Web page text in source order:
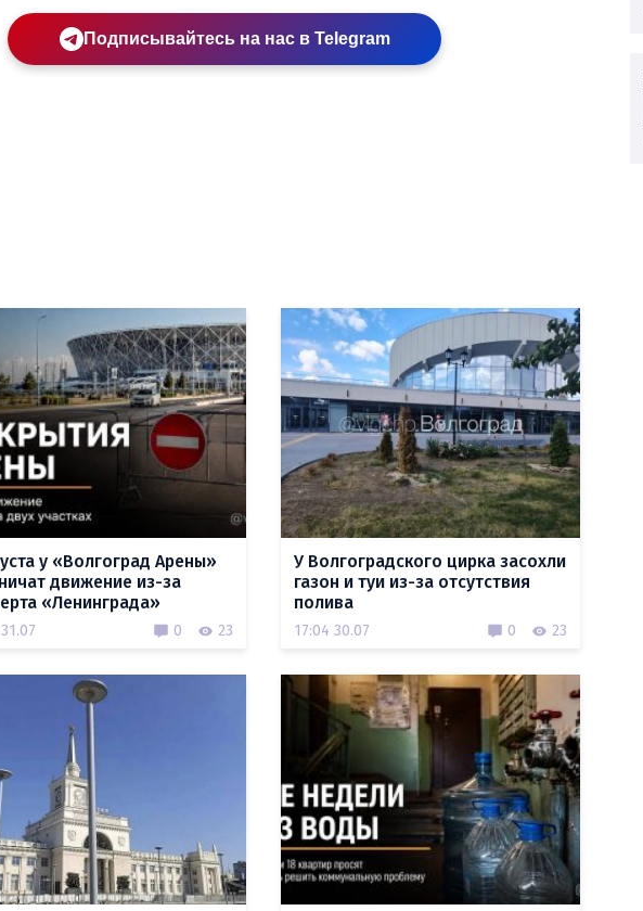
Подписывайтесь на нас в Telegram
у «Волгоград Арены»
движение из-за
«Ленинграда»
0 23
У Волгоградского цирка засохли
газон и туи из-за отсутствия
полива
17:04 30.07 0 23